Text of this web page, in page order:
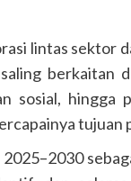
lintas sektor
berkaitan
sosial, hingga
tujuan